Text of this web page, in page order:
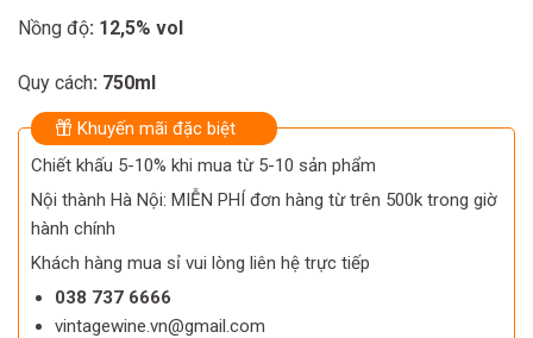
Nồng độ: 12,5% vol
Quy cách: 750ml
Khuyến mãi đặc biệt
Chiết khấu 5-10% khi mua từ 5-10 sản phẩm
Nội thành Hà Nội: MIỄN PHÍ đơn hàng từ trên 500k trong giờ
hành chính
Khách hàng mua sỉ vui lòng liên hệ trực tiếp
038 737 6666
vintagewine.vn@gmail.com